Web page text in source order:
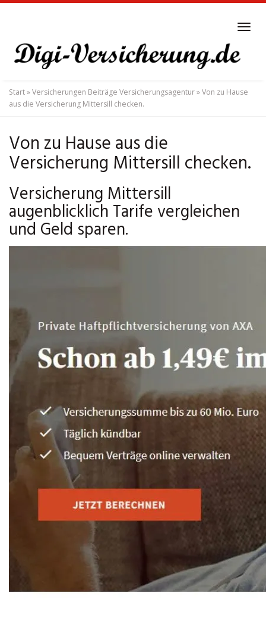
main
content
Start»Versicherungen Beiträge Versicherungsagentur»Von zu Hause
aus die Versicherung Mittersill checken.
Von zu Hause aus die
Versicherung Mittersill checken.
Versicherung Mittersill
augenblicklich Tarife vergleichen
und Geld sparen.